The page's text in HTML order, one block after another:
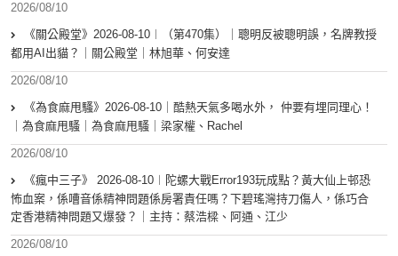
2026/08/10
《關公殿堂》2026-08-10︱（第470集）｜聰明反被聰明誤，名牌教授
都用AI出貓？｜關公殿堂｜林旭華、何安達
2026/08/10
《為食麻甩騷》2026-08-10｜酷熱天氣多喝水外， 仲要有埋同理心！
｜為食麻甩騷｜為食麻甩騷｜梁家權、Rachel
2026/08/10
《瘋中三子》 2026-08-10︱陀螺大戰Error193玩成點？黃大仙上邨恐
怖血案，係嘈音係精神問題係房署責任嗎？下碧瑤灣持刀傷人，係巧合
定香港精神問題又爆發？｜主持：蔡浩樑、阿通、江少
2026/08/10